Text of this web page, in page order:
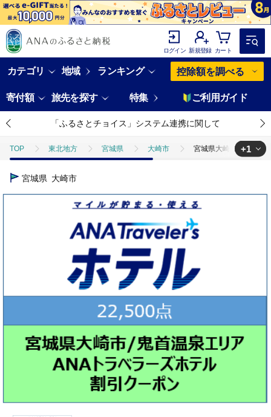
ログイン 新規登録 カート
カテゴリ 地域 ランキング 控除額を調べる
寄付額 旅先を探す 特集 ご利用ガイド
「ふるさとチョイス」システム連携に関して
TOP 東北地方 宮城県 大崎市 宮城県大崎市/鬼首温
TOP
+1
宮城県 大崎市